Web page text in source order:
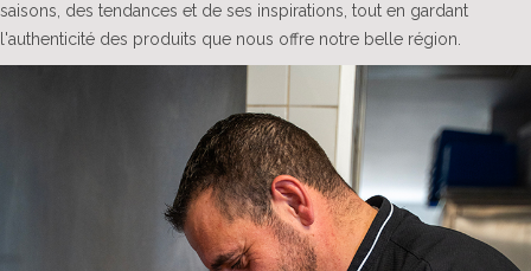
saisons, des tendances et de ses inspirations, tout en gardant
l'authenticité des produits que nous offre notre belle région.